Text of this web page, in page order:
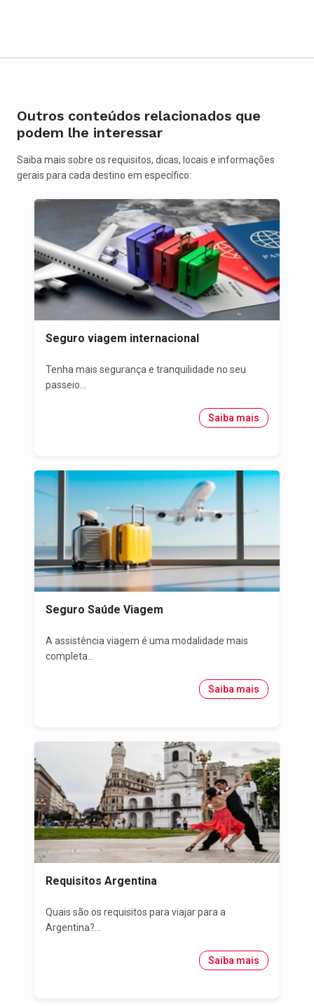
Outros conteúdos relacionados que
podem lhe interessar
Saiba mais sobre os requisitos, dicas, locais e informações
gerais para cada destino em específico:
Seguro viagem internacional
Tenha mais segurança e tranquilidade no seu
passeio...
Saiba mais
Seguro Saúde Viagem
A assistência viagem é uma modalidade mais
completa...
Saiba mais
Requisitos Argentina
Quais são os requisitos para viajar para a
Argentina?...
Saiba mais